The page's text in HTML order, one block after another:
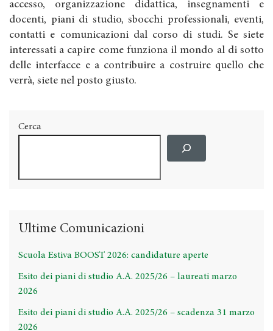
accesso, organizzazione didattica, insegnamenti e
docenti, piani di studio, sbocchi professionali, eventi,
contatti e comunicazioni dal corso di studi. Se siete
interessati a capire come funziona il mondo al di sotto
delle interfacce e a contribuire a costruire quello che
verrà, siete nel posto giusto.
Cerca
Ultime Comunicazioni
Scuola Estiva BOOST 2026: candidature aperte
Esito dei piani di studio A.A. 2025/26 – laureati marzo
2026
Esito dei piani di studio A.A. 2025/26 – scadenza 31 marzo
2026